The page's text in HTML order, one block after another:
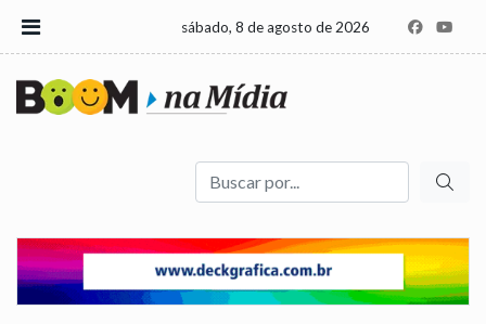
sábado, 8 de agosto de 2026
Buscar